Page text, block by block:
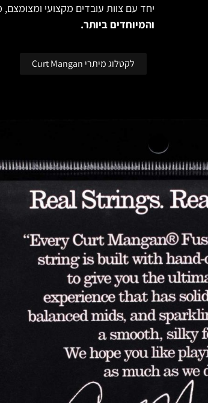
יחד עם צוות עובדים מקצועי ומצומצם,
והמיוחדים ביותר.
לקטלוג מיתרי Curt Mangan